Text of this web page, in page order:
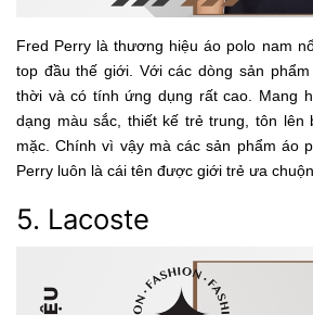
Fred Perry là thương hiệu áo polo nam
top đầu thế giới. Với các dòng sản
thời và có tính ứng dụng rất cao. Mang
dạng màu sắc, thiết kế trẻ trung, tôn lên
mặc. Chính vì vậy mà các sản phẩm áo
Perry luôn là cái tên được giới trẻ ưa
5. Lacoste